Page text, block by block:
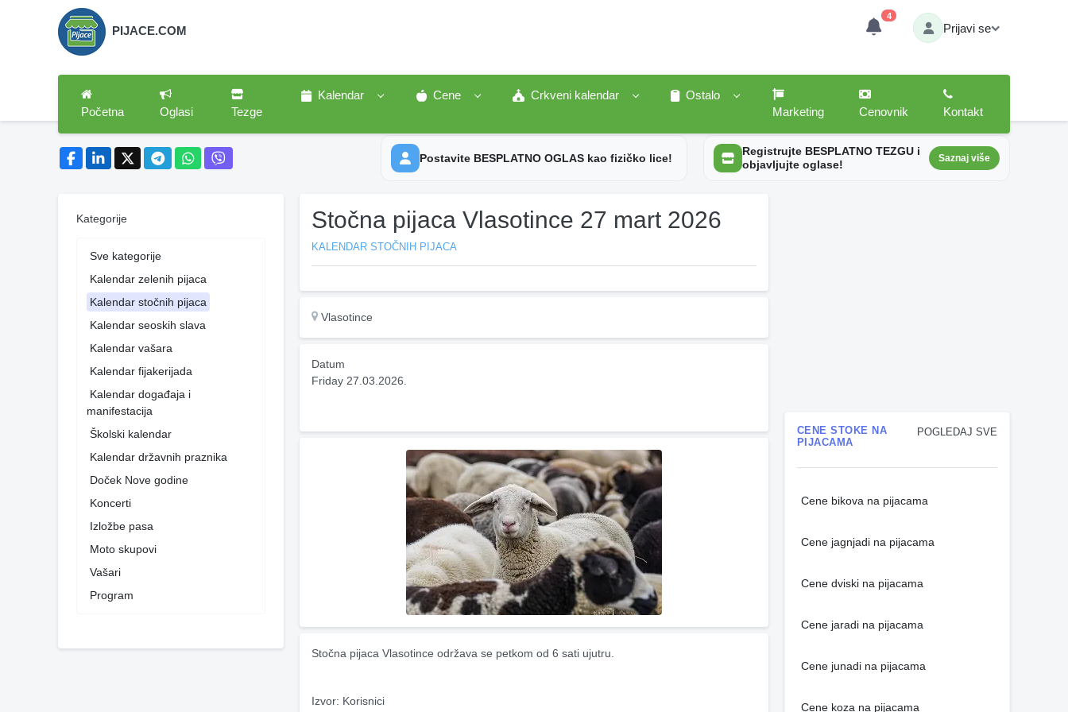
PIJACE.COM
4
Prijavi se
Početna Oglasi Tezge
Kalendar Cene Crkveni kalendar
Ostalo
Marketing
Cenovnik Kontakt
Postavite BESPLATNO OGLAS kao fizičko lice!
Registrujte BESPLATNO TEZGU i
objavljujte oglase!
Saznaj više
Kategorije
Sve kategorije
Kalendar zelenih pijaca
Kalendar stočnih pijaca
Kalendar seoskih slava
Kalendar vašara
Kalendar fijakerijada
Kalendar događaja i
manifestacija
Školski kalendar
Kalendar državnih praznika
Doček Nove godine
Koncerti
Izložbe pasa
Moto skupovi
Vašari
Program
Stočna pijaca Vlasotince 27 mart 2026
KALENDAR STOČNIH PIJACA
Vlasotince
Datum
Friday 27.03.2026.
Stočna pijaca Vlasotince održava se petkom od 6 sati ujutru.
Izvor: Korisnici
POGLEDAJ SVE
CENE STOKE NA
PIJACAMA
Cene bikova na pijacama
Cene jagnjadi na pijacama
Cene dviski na pijacama
Cene jaradi na pijacama
Cene junadi na pijacama
Cene koza na pijacama